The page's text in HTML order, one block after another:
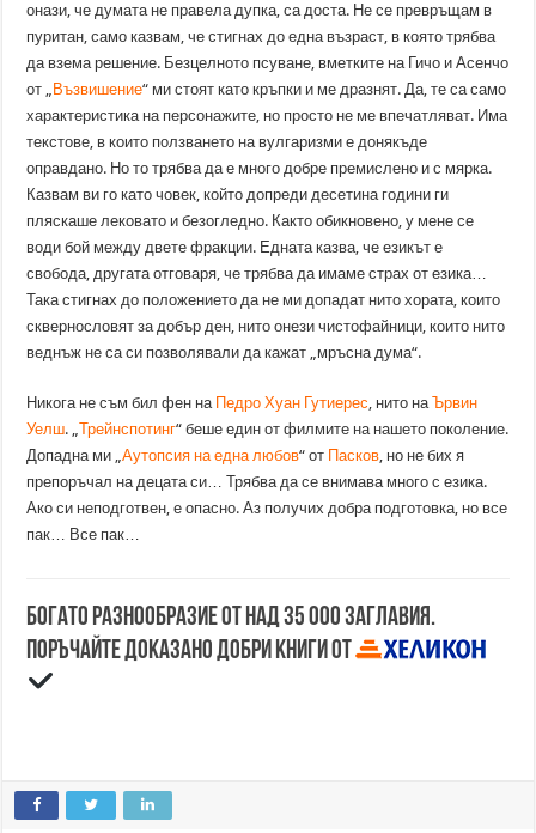
онази, че думата не правела дупка, са доста. Не се превръщам в
пуритан, само казвам, че стигнах до една възраст, в която трябва
да взема решение. Безцелното псуване, вметките на Гичо и Асенчо
от „ Възвишение“ ми стоят като кръпки и ме дразнят. Да, те са само
характеристика на персонажите, но просто не ме впечатляват. Има
текстове, в които ползването на вулгаризми е донякъде
оправдано. Но то трябва да е много добре премислено и с мярка.
Казвам ви го като човек, който допреди десетина години ги
пляскаше лековато и безогледно. Както обикновено, у мене се
води бой между двете фракции. Едната казва, че езикът е
свобода, другата отговаря, че трябва да имаме страх от езика…
Така стигнах до положението да не ми допадат нито хората, които
сквернословят за добър ден, нито онези чистофайници, които нито
веднъж не са си позволявали да кажат „мръсна дума“.
Никога не съм бил фен на Педро Хуан Гутиерес, нито наЪрвин
Уелш. „Трейнспотинг“ беше един от филмите на нашето поколение.
Допадна ми „Аутопсия на една любов“ от Пасков, но не бих я
препоръчал на децата си… Трябва да се внимава много с езика.
Ако си неподготвен, е опасно. Аз получих добра подготовка, но все
пак… Все пак…
Богато разнообразие от над 35 000 заглавия.
Поръчайте доказано добри книги от